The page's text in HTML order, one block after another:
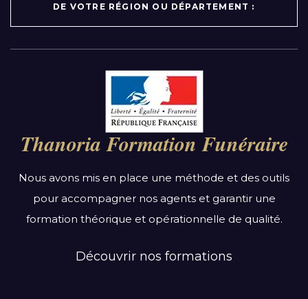
DE VOTRE RÉGION OU DÉPARTEMENT :
Auvergne-Rhône-Alpes
Bourgogne-Franche-Comté
Bretagne
Centre-Val de Loire
Grand Est
Hauts-de-France
Normandie
Thanoria Formation Funéraire
Nous avons mis en place une méthode et des outils
pour accompagner nos agents et garantir une
formation théorique et opérationnelle de qualité.
Découvrir nos formations